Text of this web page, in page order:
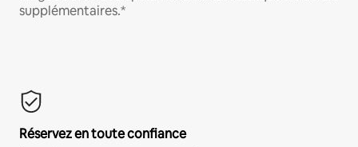
supplémentaires.*
Réservez en toute confiance